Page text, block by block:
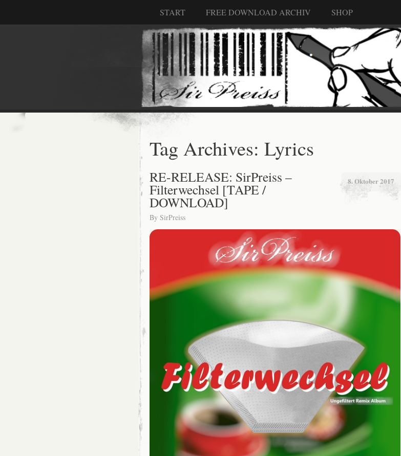
START FREE DOWNLOAD ARCHIV SHOP
Tag Archives: Lyrics
8. Oktober 2017
RE-RELEASE: SirPreiss –
Filterwechsel [TAPE /
DOWNLOAD]
By SirPreiss